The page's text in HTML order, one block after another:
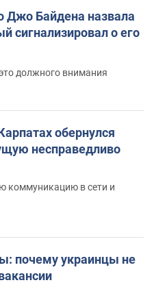
Джо Байдена назвала
сигнализировал о его
должного внимания
обернулся
несправедливо
коммуникацию в сети и
почему украинцы не